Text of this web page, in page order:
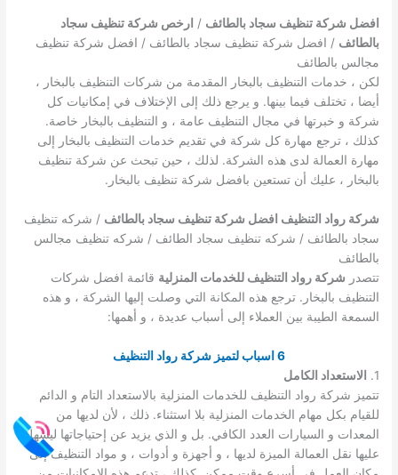
افضل شركة تنظيف سجاد بالطائف / ارخص شركة تنظيف سجاد
بالطائف / افضل شركة تنظيف سجاد بالطائف / افضل شركة تنظيف
مجالس بالطائف
لكن ، خدمات التنظيف بالبخار المقدمة من شركات التنظيف بالبخار ،
أيضا ، تختلف فيما بينها. و يرجع ذلك إلى الإختلاف في إمكانيات كل
شركة و خبرتها في مجال التنظيف عامة ، و التنظيف بالبخار خاصة.
كذلك ، ترجع مهارة كل شركة في تقديم خدمات التنظيف بالبخار إلى
مهارة العمالة لدى هذه الشركة. لذلك ، حين تبحث عن شركة تنظيف
بالبخار ، عليك أن تستعين بافضل شركة تنظيف بالبخار.
شركة رواد التنظيف افضل شركة تنظيف سجاد بالطائف / شركه تنظيف
سجاد بالطائف / شركه تنظيف سجاد الطائف / شركه تنظيف مجالس
بالطائف
تتصدر شركة رواد التنظيف للخدمات المنزلية قائمة افضل شركات
التنظيف بالبخار. ترجع هذه المكانة التي وصلت إليها الشركة ، و هذه
السمعة الطيبة بين العملاء إلى أسباب عديدة ، و أهمها:
6 اسباب لتميز شركة رواد التنظيف
1.
الاستعداد الكامل
تتميز شركة رواد التنظيف للخدمات المنزلية بالاستعداد التام و الدائم
للقيام بكل مهام الخدمات المنزلية بلا استثناء. ذلك ، لأن لديها من
المعدات و السيارات العدد الكافي. بل و الذي يزيد عن إحتياجاتها ليسهل
عليها نقل العمالة الميزة لديها ، و أجهزة و أدوات ، و مواد التنظيف إلى